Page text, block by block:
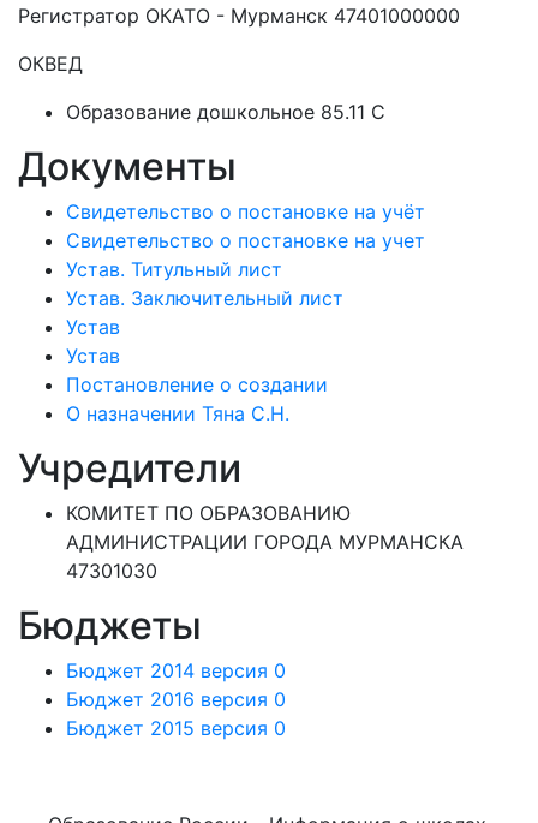
Регистратор ОКАТО - Мурманск 47401000000
ОКВЕД
Образование дошкольное 85.11 C
Документы
Свидетельство о постановке на учёт
Свидетельство о постановке на учет
Устав. Титульный лист
Устав. Заключительный лист
Устав
Устав
Постановление о создании
О назначении Тяна С.Н.
Учредители
КОМИТЕТ ПО ОБРАЗОВАНИЮ
АДМИНИСТРАЦИИ ГОРОДА МУРМАНСКА
47301030
Бюджеты
Бюджет 2014 версия 0
Бюджет 2016 версия 0
Бюджет 2015 версия 0